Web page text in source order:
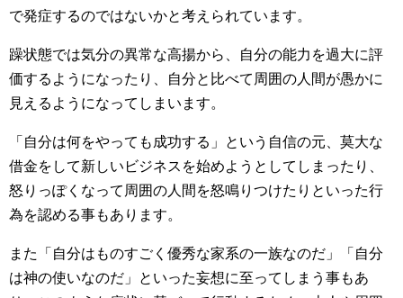
で発症するのではないかと考えられています。
躁状態では気分の異常な高揚から、自分の能力を過大に評
価するようになったり、自分と比べて周囲の人間が愚かに
見えるようになってしまいます。
「自分は何をやっても成功する」という自信の元、莫大な
借金をして新しいビジネスを始めようとしてしまったり、
怒りっぽくなって周囲の人間を怒鳴りつけたりといった行
為を認める事もあります。
また「自分はものすごく優秀な家系の一族なのだ」「自分
は神の使いなのだ」といった妄想に至ってしまう事もあ